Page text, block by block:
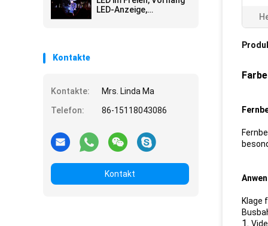
Wand
LED-Anzeige,
Kontakte
Kontakte:
Mrs. Linda Ma
Telefon:
86-15118043086
Kontakt
Klage
1.